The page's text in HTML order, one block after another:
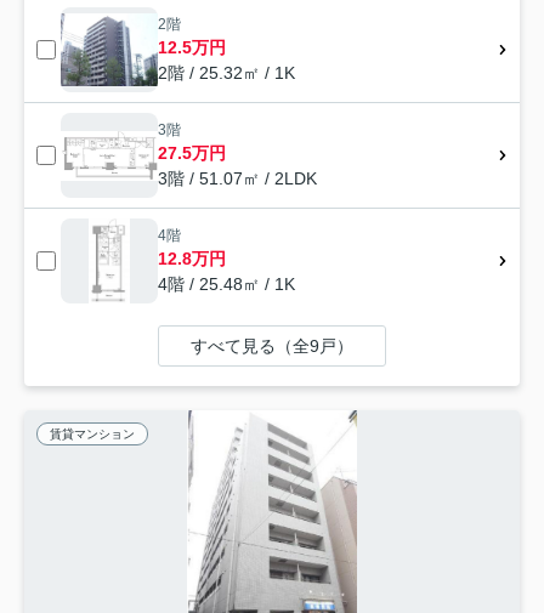
2階
12.5万円
2階 / 25.32㎡ / 1K
3階
27.5万円
3階 / 51.07㎡ / 2LDK
4階
12.8万円
4階 / 25.48㎡ / 1K
すべて見る（全9戸）
賃貸マンション